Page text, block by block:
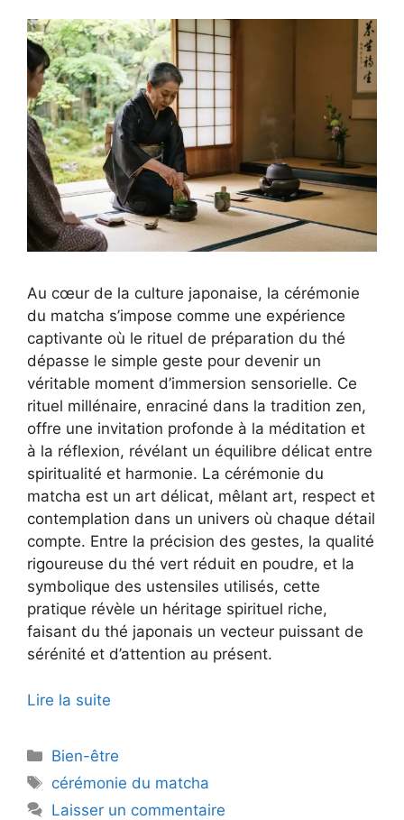
Au cœur de la culture japonaise, la cérémonie
du matcha s’impose comme une expérience
captivante où le rituel de préparation du thé
dépasse le simple geste pour devenir un
véritable moment d’immersion sensorielle. Ce
rituel millénaire, enraciné dans la tradition zen,
offre une invitation profonde à la méditation et
à la réflexion, révélant un équilibre délicat entre
spiritualité et harmonie. La cérémonie du
matcha est un art délicat, mêlant art, respect et
contemplation dans un univers où chaque détail
compte. Entre la précision des gestes, la qualité
rigoureuse du thé vert réduit en poudre, et la
symbolique des ustensiles utilisés, cette
pratique révèle un héritage spirituel riche,
faisant du thé japonais un vecteur puissant de
sérénité et d’attention au présent.
Lire la suite
Catégories
Bien-être
Étiquettes
cérémonie du matcha
Laisser un commentaire